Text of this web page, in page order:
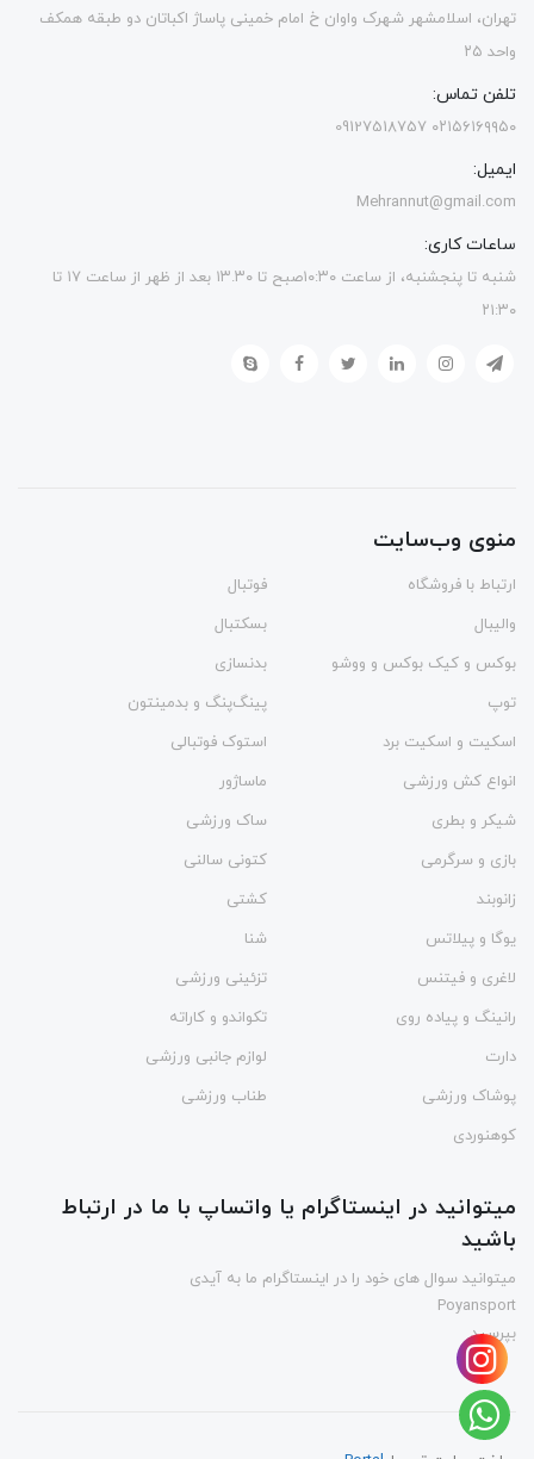
تهران، اسلامشهر شهرک واوان خ امام خمینی پاساژ اکباتان دو طبقه همکف
واحد ۲۵
تلفن تماس:
۰۲۱۵۶۱۶۹۹۵۰ 09127518757
ایمیل:
Mehrannut@gmail.com
ساعات کاری:
شنبه تا پنجشنبه، از ساعت ۱۰:۳۰صبح تا ۱۳.۳۰ بعد از ظهر از ساعت ۱۷ تا
۲۱:۳۰
منوی وب‌سایت
ارتباط با فروشگاه
فوتبال
والیبال
بسکتبال
بوکس و کیک بوکس و ووشو
بدنسازی
توپ
پینگ‌پنگ و بدمينتون
اسکیت و اسکیت برد
استوک فوتبالی
انواع کش ورزشی
ماساژور
شیکر و بطری
ساک ورزشی
بازی و سرگرمی
کتونی سالنی
زانوبند
کشتی
یوگا و پیلاتس
شنا
لاغری و فیتنس
تزئینی ورزشی
رانینگ و پیاده روی
تکواندو و کاراته
دارت
لوازم جانبی ورزشی
پوشاک ورزشی
طناب ورزشی
کوهنوردی
میتوانید در اینستاگرام یا واتساپ با ما در ارتباط
باشید
میتوانید سوال های خود را در اینستاگرام ما به آیدی
Poyansport
بپرسید